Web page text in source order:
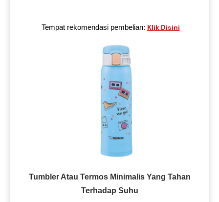
Tempat rekomendasi pembelian: Klik Disini
Tumbler Atau Termos Minimalis Yang Tahan
Terhadap Suhu